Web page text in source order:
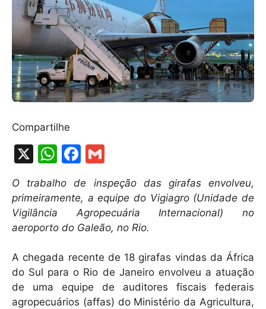
Compartilhe
X
W
at
A
p
p
F
c
e
b
o
o
k
ai
l
O trabalho de inspeção das girafas envolveu,
primeiramente, a equipe do Vigiagro (Unidade de
Vigilância Agropecuária Internacional) no
aeroporto do Galeão, no Rio.
A chegada recente de 18 girafas vindas da África
do Sul para o Rio de Janeiro envolveu a atuação
de uma equipe de auditores fiscais federais
agropecuários (affas) do Ministério da Agricultura,